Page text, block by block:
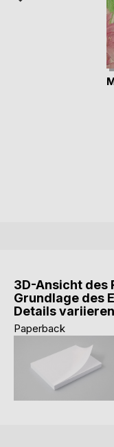
3D-Ansicht des
Grundlage des
Details
Paperback